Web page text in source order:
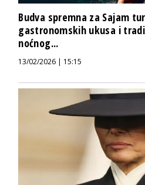
Budva spremna za Sajam
gastronomskih ukusa i
noćnog...
13/02/2026 | 15:15